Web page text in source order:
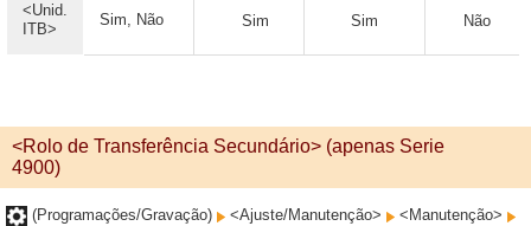
<Unid.
ITB>
Sim, Não Sim Sim Não
<Rolo de Transferência Secundário> (apenas Serie
4900)
(Programações/Gravação) <Ajuste/Manutenção>
<Manutenção>